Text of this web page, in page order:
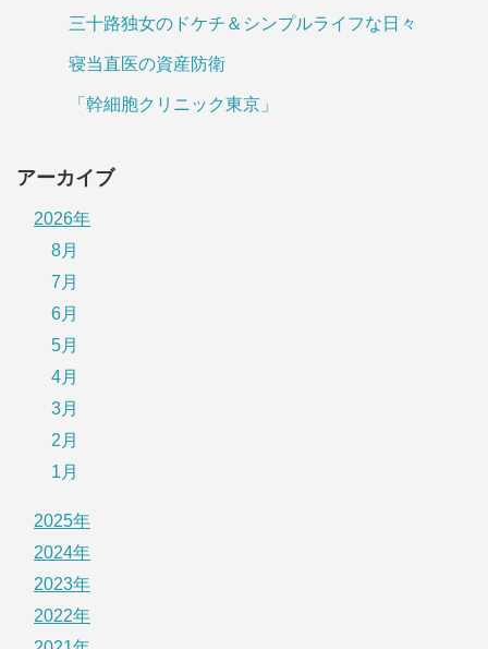
三十路独女のドケチ＆シンプルライフな日々
寝当直医の資産防衛
「幹細胞クリニック東京」
アーカイブ
2026年
8月
7月
6月
5月
4月
3月
2月
1月
2025年
2024年
2023年
2022年